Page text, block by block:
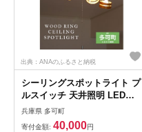
出典：ANAのふるさと納税
シーリングスポットライト プ
ルスイッチ 天井照明 LED昼
白色付属[678]
兵庫県 多可町
寄付金額: 40,000円